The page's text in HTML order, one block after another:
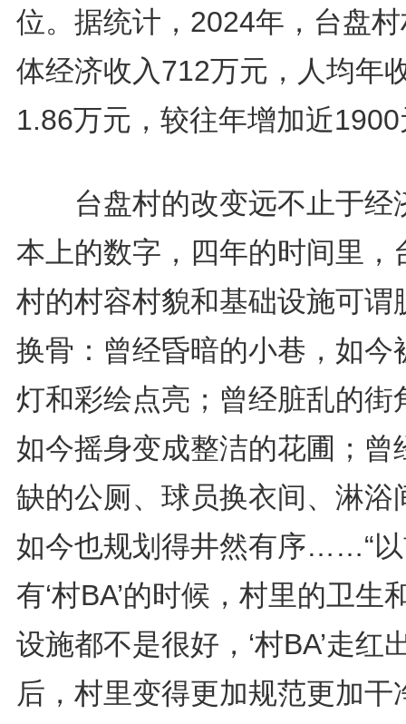
位。据统计，2024年，台盘
体经济收入712万元，人均年
1.86万元，较往年增加近
台盘村的改变远不止于经
本上的数字，四年的时间里，
村的村容村貌和基础设施可谓
换骨：曾经昏暗的小巷，如今
灯和彩绘点亮；曾经脏乱的街
如今摇身变成整洁的花圃；曾
缺的公厕、球员换衣间、淋浴
如今也规划得井然有序……“
有‘村BA’的时候，村里的卫生
设施都不是很好，‘村BA’走红
后，村里变得更加规范更加干